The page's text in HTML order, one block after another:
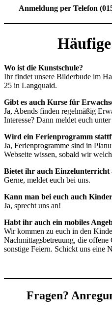
Anmeldung per Telefon
Wo ist die Kunstschule?
Ihr findet unsere Bilderbude im
25 in Langquaid.
Gibt es auch Kurse für
Ja, Abends finden regelmäßig
Interesse? Dann meldet euch
Wird ein Ferienprogramm
Ja, Ferienprogramme sind in
Webseite wissen, sobald wir
Bietet ihr auch Einzelunterricht
Gerne, meldet euch bei uns.
Kann man bei euch auch
Ja, sprecht uns an!
Habt ihr auch ein mobiles
Wir kommen zu euch in den
Nachmittagsbetreuung, die offene
sonstige Feiern. Schickt uns eine
Fragen?